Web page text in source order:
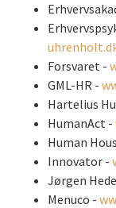
Forsvaret -
GML-HR -
Hartelius
HumanAct -
Human
Innovator -
Jørgen
Menuco -